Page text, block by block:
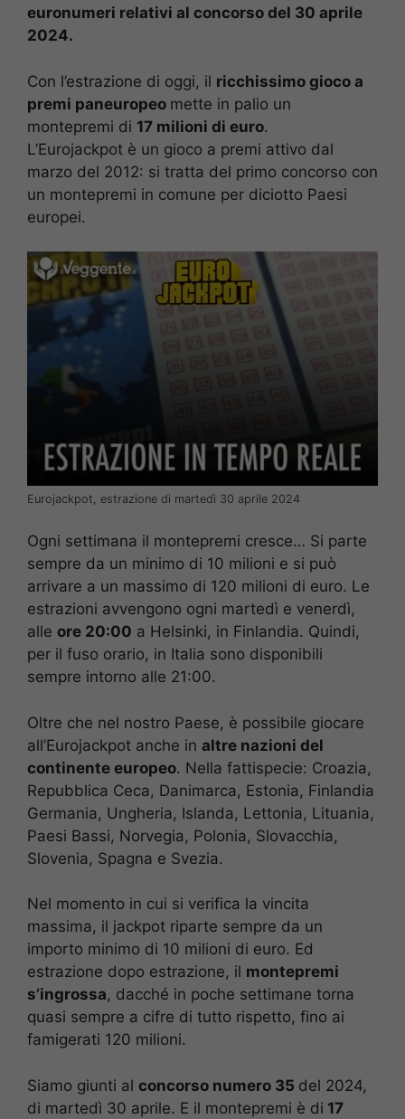
euronumeri relativi al concorso del 30 aprile
2024.
Con l’estrazione di oggi, il ricchissimo gioco a
premi paneuropeo mette in palio un
montepremi di 17 milioni di euro.
L’Eurojackpot è un gioco a premi attivo dal
marzo del 2012: si tratta del primo concorso con
un montepremi in comune per diciotto Paesi
europei.
Eurojackpot, estrazione di martedì 30 aprile 2024
Ogni settimana il montepremi cresce… Si parte
sempre da un minimo di 10 milioni e si può
arrivare a un massimo di 120 milioni di euro. Le
estrazioni avvengono ogni martedì e venerdì,
alle ore 20:00 a Helsinki, in Finlandia. Quindi,
per il fuso orario, in Italia sono disponibili
sempre intorno alle 21:00.
Oltre che nel nostro Paese, è possibile giocare
all’Eurojackpot anche in altre nazioni del
continente europeo. Nella fattispecie: Croazia,
Repubblica Ceca, Danimarca, Estonia, Finlandia
Germania, Ungheria, Islanda, Lettonia, Lituania,
Paesi Bassi, Norvegia, Polonia, Slovacchia,
Slovenia, Spagna e Svezia.
Nel momento in cui si verifica la vincita
massima, il jackpot riparte sempre da un
importo minimo di 10 milioni di euro. Ed
estrazione dopo estrazione, il montepremi
s’ingrossa, dacché in poche settimane torna
quasi sempre a cifre di tutto rispetto, fino ai
famigerati 120 milioni.
Siamo giunti al concorso numero 35 del 2024,
di martedì 30 aprile. E il montepremi è di 17